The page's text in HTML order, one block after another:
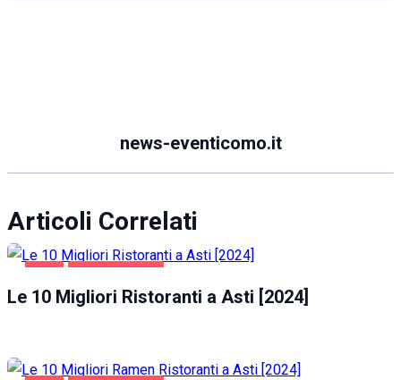
news-eventicomo.it
Articoli Correlati
Le 10 Migliori Ristoranti a Asti [2024]